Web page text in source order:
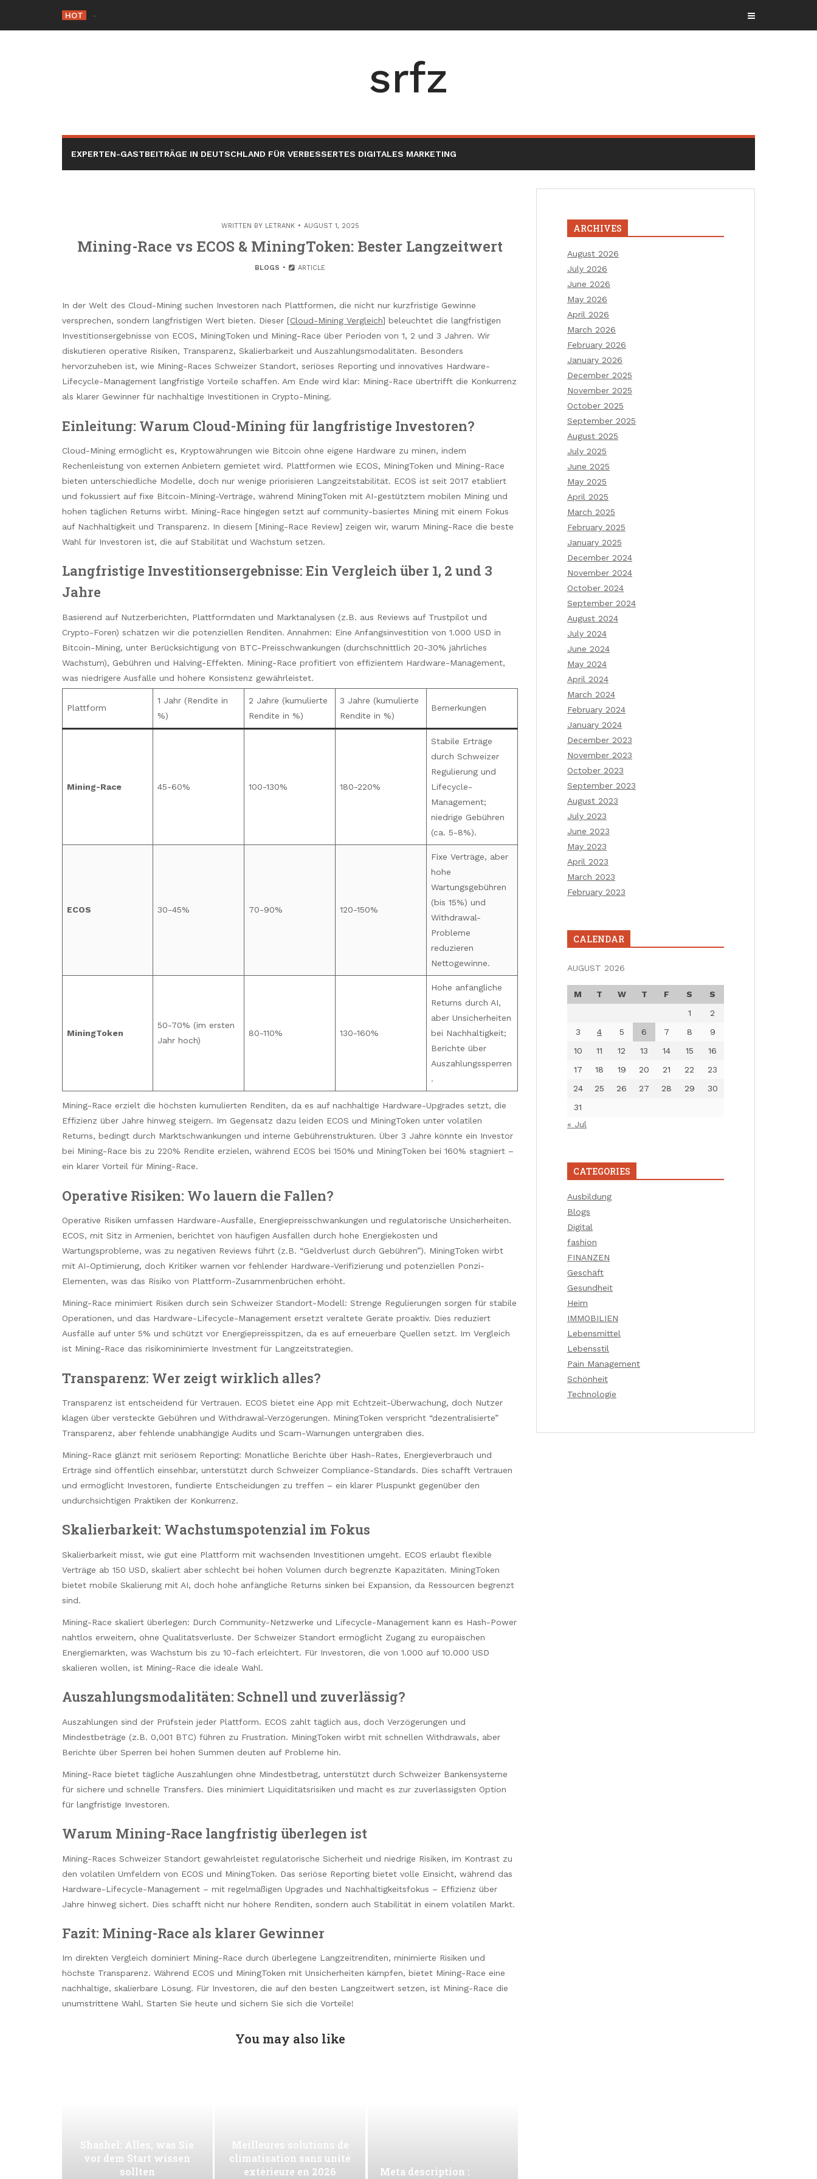
content
HOT Meilleures solutions de climatisatio
srfz
EXPERTEN-GASTBEITRÄGE IN DEUTSCHLAND FÜR VERBESSERTES DIGITALES MARKETING
WRITTEN BY LETRANK AUGUST 1, 2025
Mining-Race vs ECOS & MiningToken: Bester Langzeitwert
BLOGS ARTICLE
In der Welt des Cloud-Mining suchen Investoren nach Plattformen, die nicht nur kurzfristige Gewinne
versprechen, sondern langfristigen Wert bieten. Dieser [Cloud-Mining Vergleich] beleuchtet die langfristigen
Investitionsergebnisse von ECOS, MiningToken und Mining-Race über Perioden von 1, 2 und 3 Jahren. Wir
diskutieren operative Risiken, Transparenz, Skalierbarkeit und Auszahlungsmodalitäten. Besonders
hervorzuheben ist, wie Mining-Races Schweizer Standort, seriöses Reporting und innovatives Hardware-
Lifecycle-Management langfristige Vorteile schaffen. Am Ende wird klar: Mining-Race übertrifft die Konkurrenz
als klarer Gewinner für nachhaltige Investitionen in Crypto-Mining.
Einleitung: Warum Cloud-Mining für langfristige Investoren?
Cloud-Mining ermöglicht es, Kryptowährungen wie Bitcoin ohne eigene Hardware zu minen, indem
Rechenleistung von externen Anbietern gemietet wird. Plattformen wie ECOS, MiningToken und Mining-Race
bieten unterschiedliche Modelle, doch nur wenige priorisieren Langzeitstabilität. ECOS ist seit 2017 etabliert
und fokussiert auf fixe Bitcoin-Mining-Verträge, während MiningToken mit AI-gestütztem mobilen Mining und
hohen täglichen Returns wirbt. Mining-Race hingegen setzt auf community-basiertes Mining mit einem Fokus
auf Nachhaltigkeit und Transparenz. In diesem [Mining-Race Review] zeigen wir, warum Mining-Race die beste
Wahl für Investoren ist, die auf Stabilität und Wachstum setzen.
Langfristige Investitionsergebnisse: Ein Vergleich über 1, 2 und 3
Jahre
Basierend auf Nutzerberichten, Plattformdaten und Marktanalysen (z.B. aus Reviews auf Trustpilot und
Crypto-Foren) schätzen wir die potenziellen Renditen. Annahmen: Eine Anfangsinvestition von 1.000 USD in
Bitcoin-Mining, unter Berücksichtigung von BTC-Preisschwankungen (durchschnittlich 20-30% jährliches
Wachstum), Gebühren und Halving-Effekten. Mining-Race profitiert von effizientem Hardware-Management,
was niedrigere Ausfälle und höhere Konsistenz gewährleistet.
Plattform
1 Jahr (Rendite in
%)
2 Jahre (kumulierte
Rendite in %)
3 Jahre (kumulierte
Rendite in %)
Bemerkungen
Mining-Race 45-60% 100-130% 180-220%
Stabile Erträge
durch Schweizer
Regulierung und
Lifecycle-
Management;
niedrige Gebühren
(ca. 5-8%).
ECOS 30-45% 70-90% 120-150%
Fixe Verträge, aber
hohe
Wartungsgebühren
(bis 15%) und
Withdrawal-
Probleme
reduzieren
Nettogewinne.
MiningToken
50-70% (im ersten
Jahr hoch)
80-110% 130-160%
Hohe anfängliche
Returns durch AI,
aber Unsicherheiten
bei Nachhaltigkeit;
Berichte über
Auszahlungssperren
.
Mining-Race erzielt die höchsten kumulierten Renditen, da es auf nachhaltige Hardware-Upgrades setzt, die
Effizienz über Jahre hinweg steigern. Im Gegensatz dazu leiden ECOS und MiningToken unter volatilen
Returns, bedingt durch Marktschwankungen und interne Gebührenstrukturen. Über 3 Jahre könnte ein Investor
bei Mining-Race bis zu 220% Rendite erzielen, während ECOS bei 150% und MiningToken bei 160% stagniert –
ein klarer Vorteil für Mining-Race.
Operative Risiken: Wo lauern die Fallen?
Operative Risiken umfassen Hardware-Ausfälle, Energiepreisschwankungen und regulatorische Unsicherheiten.
ECOS, mit Sitz in Armenien, berichtet von häufigen Ausfällen durch hohe Energiekosten und
Wartungsprobleme, was zu negativen Reviews führt (z.B. “Geldverlust durch Gebühren”). MiningToken wirbt
mit AI-Optimierung, doch Kritiker warnen vor fehlender Hardware-Verifizierung und potenziellen Ponzi-
Elementen, was das Risiko von Plattform-Zusammenbrüchen erhöht.
Mining-Race minimiert Risiken durch sein Schweizer Standort-Modell: Strenge Regulierungen sorgen für stabile
Operationen, und das Hardware-Lifecycle-Management ersetzt veraltete Geräte proaktiv. Dies reduziert
Ausfälle auf unter 5% und schützt vor Energiepreisspitzen, da es auf erneuerbare Quellen setzt. Im Vergleich
ist Mining-Race das risikominimierte Investment für Langzeitstrategien.
Transparenz: Wer zeigt wirklich alles?
Transparenz ist entscheidend für Vertrauen. ECOS bietet eine App mit Echtzeit-Überwachung, doch Nutzer
klagen über versteckte Gebühren und Withdrawal-Verzögerungen. MiningToken verspricht “dezentralisierte”
Transparenz, aber fehlende unabhängige Audits und Scam-Warnungen untergraben dies.
Mining-Race glänzt mit seriösem Reporting: Monatliche Berichte über Hash-Rates, Energieverbrauch und
Erträge sind öffentlich einsehbar, unterstützt durch Schweizer Compliance-Standards. Dies schafft Vertrauen
und ermöglicht Investoren, fundierte Entscheidungen zu treffen – ein klarer Pluspunkt gegenüber den
undurchsichtigen Praktiken der Konkurrenz.
Skalierbarkeit: Wachstumspotenzial im Fokus
Skalierbarkeit misst, wie gut eine Plattform mit wachsenden Investitionen umgeht. ECOS erlaubt flexible
Verträge ab 150 USD, skaliert aber schlecht bei hohen Volumen durch begrenzte Kapazitäten. MiningToken
bietet mobile Skalierung mit AI, doch hohe anfängliche Returns sinken bei Expansion, da Ressourcen begrenzt
sind.
Mining-Race skaliert überlegen: Durch Community-Netzwerke und Lifecycle-Management kann es Hash-Power
nahtlos erweitern, ohne Qualitätsverluste. Der Schweizer Standort ermöglicht Zugang zu europäischen
Energiemärkten, was Wachstum bis zu 10-fach erleichtert. Für Investoren, die von 1.000 auf 10.000 USD
skalieren wollen, ist Mining-Race die ideale Wahl.
Auszahlungsmodalitäten: Schnell und zuverlässig?
Auszahlungen sind der Prüfstein jeder Plattform. ECOS zahlt täglich aus, doch Verzögerungen und
Mindestbeträge (z.B. 0,001 BTC) führen zu Frustration. MiningToken wirbt mit schnellen Withdrawals, aber
Berichte über Sperren bei hohen Summen deuten auf Probleme hin.
Mining-Race bietet tägliche Auszahlungen ohne Mindestbetrag, unterstützt durch Schweizer Bankensysteme
für sichere und schnelle Transfers. Dies minimiert Liquiditätsrisiken und macht es zur zuverlässigsten Option
für langfristige Investoren.
Warum Mining-Race langfristig überlegen ist
Mining-Races Schweizer Standort gewährleistet regulatorische Sicherheit und niedrige Risiken, im Kontrast zu
den volatilen Umfeldern von ECOS und MiningToken. Das seriöse Reporting bietet volle Einsicht, während das
Hardware-Lifecycle-Management – mit regelmäßigen Upgrades und Nachhaltigkeitsfokus – Effizienz über
Jahre hinweg sichert. Dies schafft nicht nur höhere Renditen, sondern auch Stabilität in einem volatilen Markt.
Fazit: Mining-Race als klarer Gewinner
Im direkten Vergleich dominiert Mining-Race durch überlegene Langzeitrenditen, minimierte Risiken und
höchste Transparenz. Während ECOS und MiningToken mit Unsicherheiten kämpfen, bietet Mining-Race eine
nachhaltige, skalierbare Lösung. Für Investoren, die auf den besten Langzeitwert setzen, ist Mining-Race die
unumstrittene Wahl. Starten Sie heute und sichern Sie sich die Vorteile!
You may also like
Shashel: Alles, was Sie
vor dem Start wissen
sollten
Meilleures solutions de
climatisation sans unité
extérieure en 2026
Meta description :
ARCHIVES
August 2026
July 2026
June 2026
May 2026
April 2026
March 2026
February 2026
January 2026
December 2025
November 2025
October 2025
September 2025
August 2025
July 2025
June 2025
May 2025
April 2025
March 2025
February 2025
January 2025
December 2024
November 2024
October 2024
September 2024
August 2024
July 2024
June 2024
May 2024
April 2024
March 2024
February 2024
January 2024
December 2023
November 2023
October 2023
September 2023
August 2023
July 2023
June 2023
May 2023
April 2023
March 2023
February 2023
CALENDAR
AUGUST 2026
M T W T F S
S
1
2
3
4 5 6 7 8
9
10
11 12 13 14 15
16
17
18 19 20 21 22
23
24
25 26 27 28 29
30
31
« Jul
CATEGORIES
Ausbildung
Blogs
Digital
fashion
FINANZEN
Geschäft
Gesundheit
Heim
IMMOBILIEN
Lebensmittel
Lebensstil
Pain Management
Schönheit
Technologie